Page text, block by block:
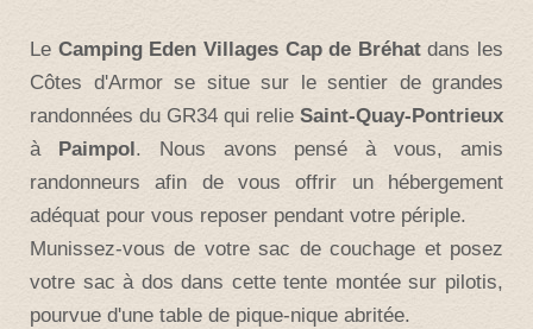
Le Camping Eden Villages Cap de Bréhatdans les
Côtes d'Armor se situe sur le sentier de grandes
randonnées du GR34 qui relie Saint-Quay-Pontrieux
à Paimpol. Nous avons pensé à vous, amis
randonneurs afin de vous offrir un hébergement
adéquat pour vous reposer pendant votre périple.
Munissez-vous de votre sac de couchage et posez
votre sac à dos dans cette tente montée sur pilotis,
pourvue d'une table de pique-nique abritée.